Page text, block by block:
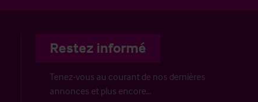
Restez informé
Tenez-vous au courant de nos dernières
annonces et plus encore…